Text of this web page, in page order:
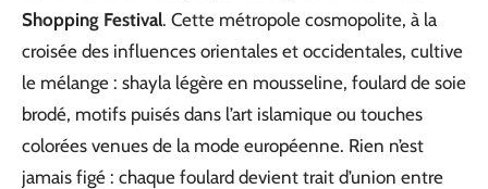
Shopping Festival. Cette métropole cosmopolite, à la
croisée des influences orientales et occidentales, cultive
le mélange : shayla légère en mousseline, foulard de soie
brodé, motifs puisés dans l’art islamique ou touches
colorées venues de la mode européenne. Rien n’est
jamais figé : chaque foulard devient trait d’union entre